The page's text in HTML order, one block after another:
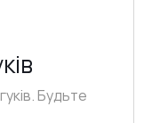
Будьте